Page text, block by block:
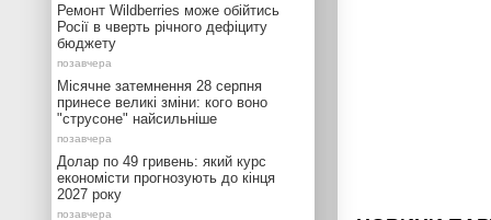
Ремонт Wildberries може обійтись
Росії в чверть річного дефіциту
бюджету
Місячне затемнення 28 серпня
принесе великі зміни: кого воно
"струсоне" найсильніше
Долар по 49 гривень: який курс
економісти прогнозують до кінця
2027 року